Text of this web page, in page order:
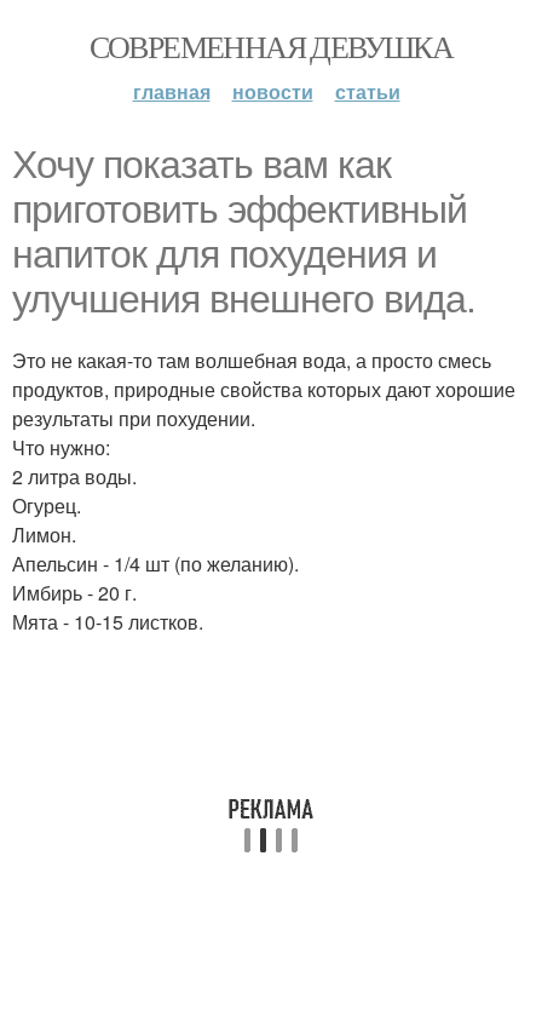
СОВРЕМЕННАЯ ДЕВУШКА
главная новости статьи
Хочу показать вам как
приготовить эффективный
напиток для похудения и
улучшения внешнего вида.
Это не какая-то там волшебная вода, а просто смесь
продуктов, природные свойства которых дают хорошие
результаты при похудении.
Что нужно:
2 литра воды.
Огурец.
Лимон.
Апельсин - 1/4 шт (по желанию).
Имбирь - 20 г.
Мята - 10-15 листков.